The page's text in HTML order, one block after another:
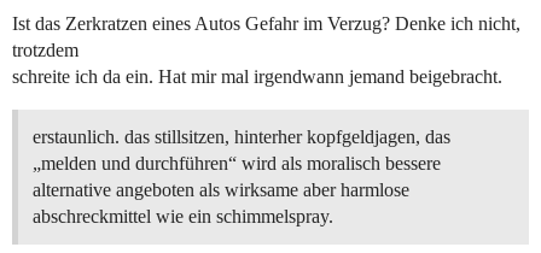
Ist das Zerkratzen eines Autos Gefahr im Verzug? Denke ich nicht,
trotzdem
schreite ich da ein. Hat mir mal irgendwann jemand beigebracht.
erstaunlich. das stillsitzen, hinterher kopfgeldjagen, das
„melden und durchführen“ wird als moralisch bessere
alternative angeboten als wirksame aber harmlose
abschreckmittel wie ein schimmelspray.